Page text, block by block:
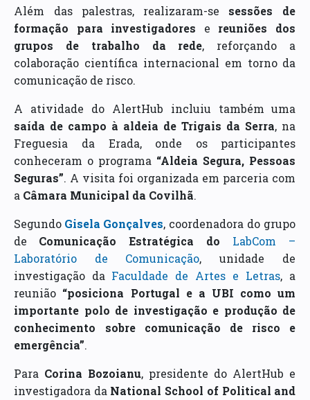
Além das palestras, realizaram-se sessões de
formação para investigadores e reuniões dos
grupos de trabalho da rede, reforçando a
colaboração científica internacional em torno da
comunicação de risco.
A atividade do AlertHub incluiu também uma
saída de campo à aldeia de Trigais da Serra, na
Freguesia da Erada, onde os participantes
conheceram o programa “Aldeia Segura, Pessoas
Seguras”. A visita foi organizada em parceria com
a Câmara Municipal da Covilhã.
Segundo Gisela Gonçalves, coordenadora do grupo
de Comunicação Estratégica do LabCom –
Laboratório de Comunicação, unidade de
investigação da Faculdade de Artes e Letras, a
reunião “posiciona Portugal e a UBI como um
importante polo de investigação e produção de
conhecimento sobre comunicação de risco e
emergência”.
Para Corina Bozoianu, presidente do AlertHub e
investigadora da National School of Political and